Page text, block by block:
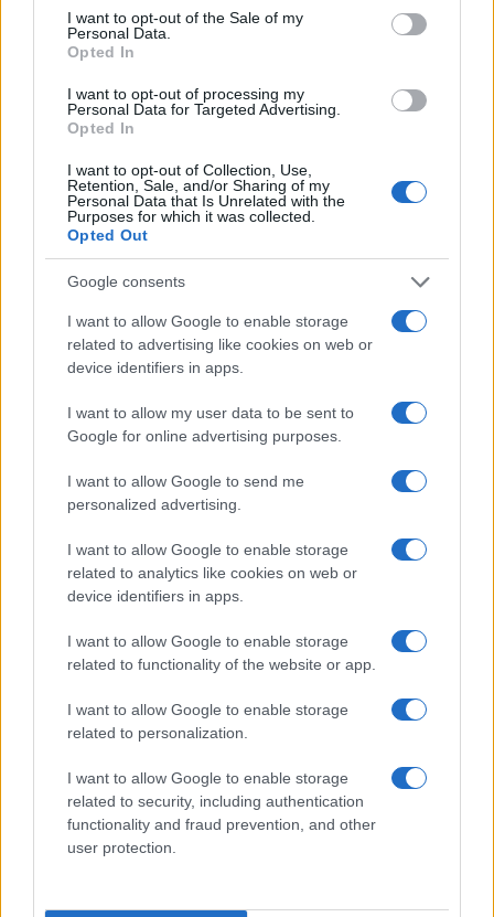
consent section.
I want to opt-out of the Sale of my
Personal Data.
Opted In
I want to opt-out of processing my
Personal Data for Targeted Advertising.
Opted In
I want to opt-out of Collection, Use,
Retention, Sale, and/or Sharing of my
Personal Data that Is Unrelated with the
Purposes for which it was collected.
Opted Out
Google consents
I want to allow Google to enable storage
related to advertising like cookies on web or
device identifiers in apps.
I want to allow my user data to be sent to
Google for online advertising purposes.
I want to allow Google to send me
personalized advertising.
I want to allow Google to enable storage
related to analytics like cookies on web or
device identifiers in apps.
I want to allow Google to enable storage
related to functionality of the website or app.
I want to allow Google to enable storage
related to personalization.
I want to allow Google to enable storage
related to security, including authentication
functionality and fraud prevention, and other
user protection.
Ricevi le nostre ultime news
Condividi l'articolo
F
a
ce
o
k
T
w
it
r
Pi
n
te
st
h
at
A
p
p
h
a
Articolo precedente
NOTIZIE RECENTI
Meteo Olbia 9 agosto, temperature in calo
Salmo finisce in ospedale a Catania, ma il tour
va avanti: “Sicilia, ci sono”
Jovanotti, Gabry Ponte e Alfa: Olbia ombelico del
mondo per una notte
Giorgia Meloni a La Maddalena, la vicesindaco:
“Orgoglio e discrezione per visita privata̶…
Incendio nella notte a Olbia, a fuoco due furgoni